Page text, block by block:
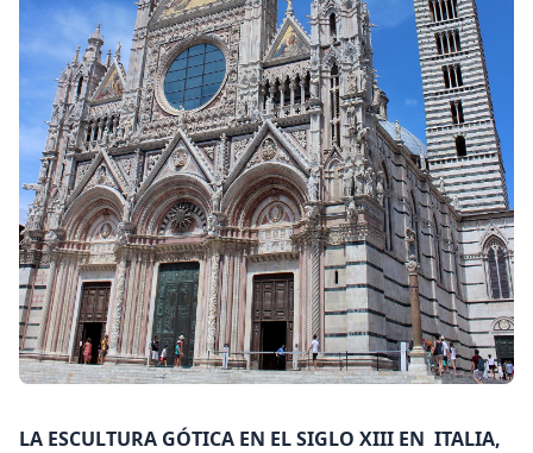
LA ESCULTURA GÓTICA EN EL SIGLO XIII EN ITALIA,